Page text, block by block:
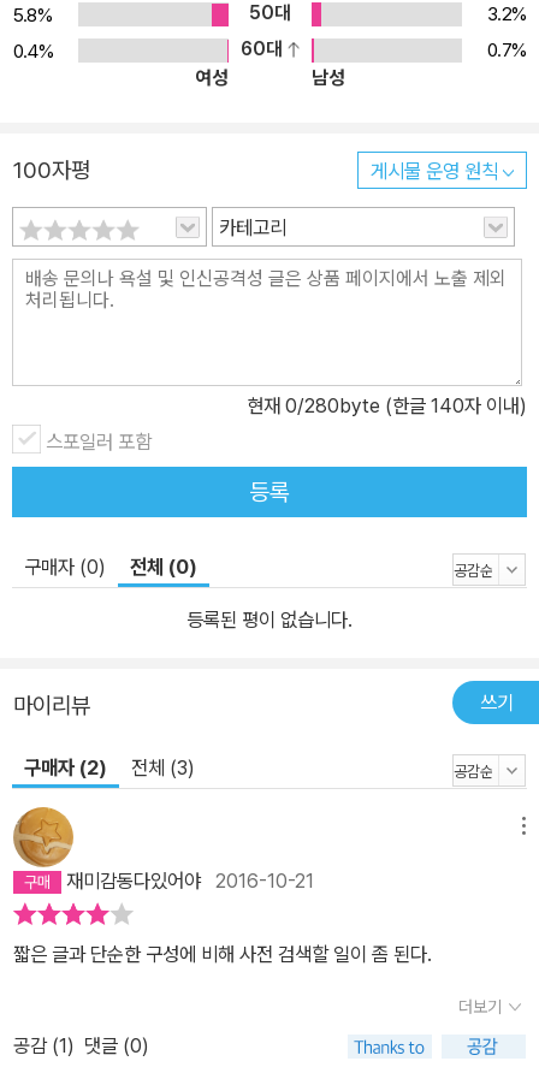
5.8%
50대
3.2%
0.4%
60대
0.7%
여성
남성
100자평 게시물 운영 원칙
카테고리
현재 0/280byte (한글 140자 이내)
스포일러 포함
등록
구매자 (0) 전체 (0)
등록된 평이 없습니다.
마이리뷰 쓰기
구매자 (2) 전체 (3)
재미감동다있어야2016-10-21
짧은 글과 단순한 구성에 비해 사전 검색할 일이 좀 된다.
더보기
공감 (1) 댓글 (0)